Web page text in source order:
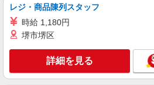
すき家 豊田駅前店
すき家の店舗スタ
東京都日野市多摩
レジ・商品陳列スタッフ
時給 1,180円
堺市堺区
詳細を見る